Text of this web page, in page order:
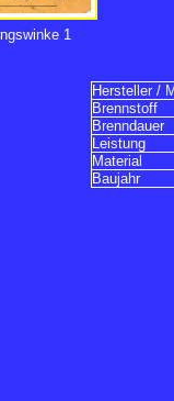
1
Hersteller /
Brennstoff
Brenndauer
Leistung
Material
Baujahr